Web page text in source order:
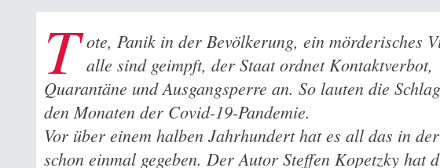
T ote, Panik in der Bevölkerung, ein mörderisches
alle sind geimpft, der Staat ordnet Kontaktverbot,
Quarantäne und Ausgangsperre an. So lauten die
den Monaten der Covid-19-Pandemie.
Vor über einem halben Jahrhundert hat es all das in
schon einmal gegeben. Der Autor Steffen Kopetzky hat